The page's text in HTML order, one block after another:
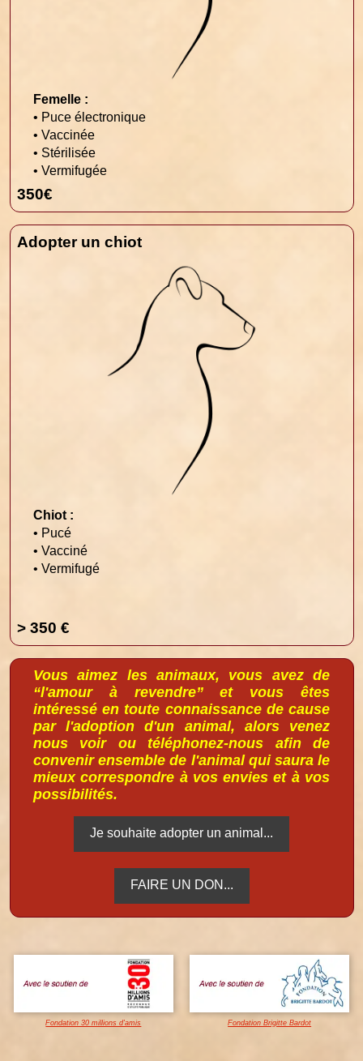
Femelle :
• Puce électronique
• Vaccinée
• Stérilisée
• Vermifugée
350€
Adopter un chiot
Chiot :
• Pucé
• Vacciné
• Vermifugé
> 350 €
Vous aimez les animaux, vous avez de
“l'amour à revendre” et vous êtes
intéressé en toute connaissance de cause
par l'adoption d'un animal, alors venez
nous voir ou téléphonez-nous afin de
convenir ensemble de l'animal qui saura le
mieux correspondre à vos envies et à vos
possibilités.
Je souhaite adopter un animal...
FAIRE UN DON...
Fondation 30 millions d'amis Fondation Brigitte Bardot